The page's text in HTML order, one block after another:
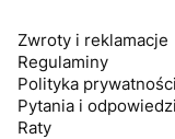
Zwroty i reklamacje
Regulaminy
Polityka prywatności
Pytania i odpowiedzi
Raty